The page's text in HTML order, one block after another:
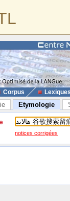
Corpus
Etymologie
notices corrigées